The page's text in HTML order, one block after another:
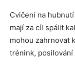
Cvičení na
mají za cíl spálit
mohou zahrnovat
trénink, posilování